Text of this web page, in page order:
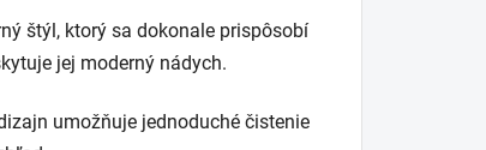
štýl, ktorý sa dokonale prispôsobí
jej moderný nádych.
dizajn umožňuje jednoduché čistenie